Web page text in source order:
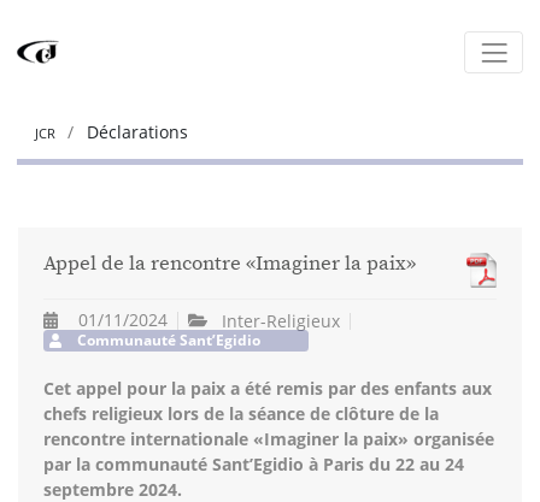
JCR Déclarations
Appel de la rencontre «Imaginer la paix»
01/11/2024 Inter-Religieux
Communauté Sant’Egidio
Cet appel pour la paix a été remis par des enfants aux
chefs religieux lors de la séance de clôture de la
rencontre internationale «Imaginer la paix» organisée
par la communauté Sant’Egidio à Paris du 22 au 24
septembre 2024.